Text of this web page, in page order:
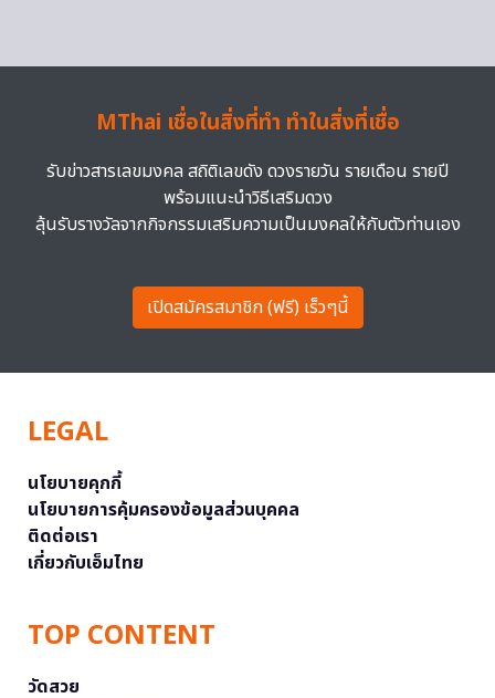
MThai เชื่อในสิ่งที่ทำ ทำในสิ่งที่เชื่อ
รับข่าวสารเลขมงคล สถิติเลขดัง ดวงรายวัน รายเดือน รายปี
พร้อมแนะนำวิธีเสริมดวง
ลุ้นรับรางวัลจากกิจกรรมเสริมความเป็นมงคลให้กับตัวท่านเอง
เปิดสมัครสมาชิก (ฟรี) เร็วๆนี้
LEGAL
นโยบายคุกกี้
นโยบายการคุ้มครองข้อมูลส่วนบุคคล
ติดต่อเรา
เกี่ยวกับเอ็มไทย
TOP CONTENT
วัดสวย